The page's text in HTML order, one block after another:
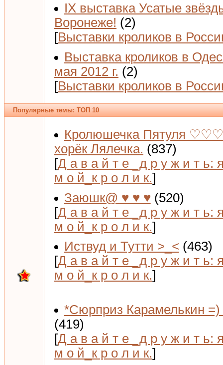
IX выставка Усатые
Воронеже! (2)
[Выставки кроликов в
Выставка кроликов в
мая 2012 г. (2)
[Выставки кроликов в
Популярные темы: ТОП 10
Кролюшечка Пятуля
хорёк Лялечка. (837)
[Д а в а й т е _д р у ж и т ь:
м о й_к р о л и к.]
Заюшк@ ♥ ♥ ♥ (520)
[Д а в а й т е _д р у ж и т ь:
м о й_к р о л и к.]
Иствуд и Тутти >_< (463)
[Д а в а й т е _д р у ж и т ь:
м о й_к р о л и к.]
*Сюрприз Карамелькин =)
(419)
[Д а в а й т е _д р у ж и т ь:
м о й_к р о л и к.]